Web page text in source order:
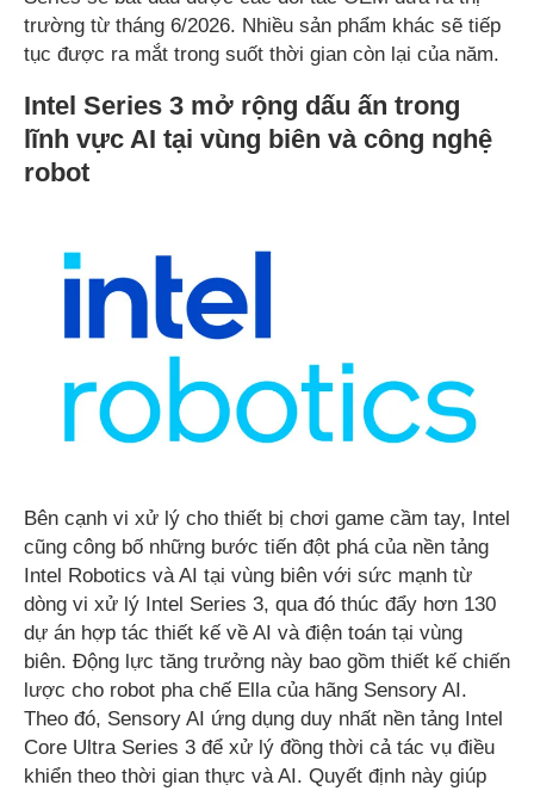
trường từ tháng 6/2026. Nhiều sản phẩm khác sẽ tiếp
tục được ra mắt trong suốt thời gian còn lại của năm.
Intel Series 3 mở rộng dấu ấn trong
lĩnh vực AI tại vùng biên và công nghệ
robot
Bên cạnh vi xử lý cho thiết bị chơi game cầm tay, Intel
cũng công bố những bước tiến đột phá của nền tảng
Intel Robotics và AI tại vùng biên với sức mạnh từ
dòng vi xử lý Intel Series 3, qua đó thúc đẩy hơn 130
dự án hợp tác thiết kế về AI và điện toán tại vùng
biên. Động lực tăng trưởng này bao gồm thiết kế chiến
lược cho robot pha chế Ella của hãng Sensory AI.
Theo đó, Sensory AI ứng dụng duy nhất nền tảng Intel
Core Ultra Series 3 để xử lý đồng thời cả tác vụ điều
khiển theo thời gian thực và AI. Quyết định này giúp